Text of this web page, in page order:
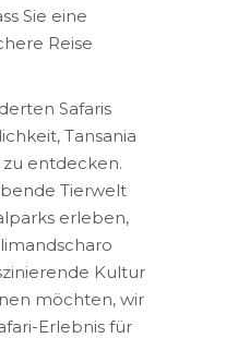
Sie eine
Reise
Safaris
Tansania
entdecken.
Tierwelt
erleben,
Kultur
möchten, wir
Erlebnis für